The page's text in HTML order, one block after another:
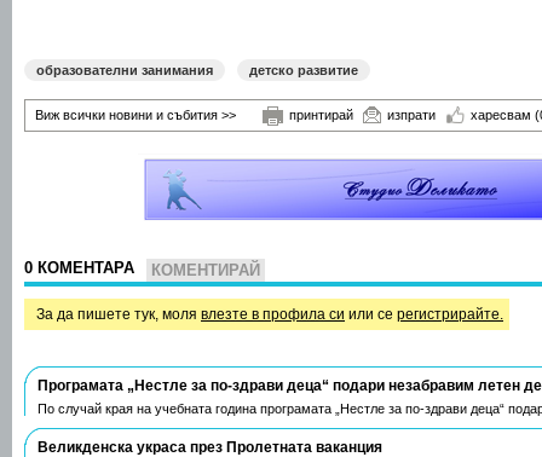
образователни занимания детско развитие
Виж всички новини и събития >> принтирай изпрати харесвам
0 КОМЕНТАРА КОМЕНТИРАЙ
За да пишете тук, моля влезте в профила си или се регистрирайте.
Програмата „Нестле за по-здрави деца“ подари незабравим летен
По случай края на учебната година програмата „Нестле за по-здрави деца“
Великденска украса през Пролетната ваканция